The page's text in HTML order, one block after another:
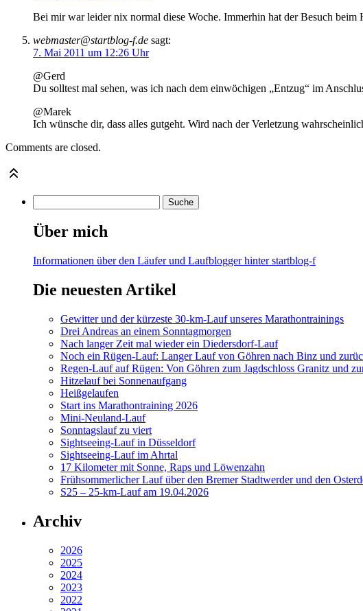
Bei mir war leider nix normal diese Woche. Immerhin hat der Besuch
webmaster@startblog-f.de sagt:
7. Mai 2011 um 12:26 Uhr
@Gerd
Du solltest mal sehen, was ich nach dem einwöchigen „Entzug“ im
@Marek
Ich wünsche dir, dass alles gutgeht. Wird nach der Verletzung
Comments are closed.
Über mich
Informationen über den Läufer und Laufblogger hinter startblog-f
Die neuesten Artikel
Gewitter und der kürzeste 30-km-Lauf unseres Marathontrainings
Drei Andreas an einem Sonntagmorgen
Nach langer Zeit mal wieder ein Diedersdorf-Lauf
Noch ein Rügen-Lauf: Langer Lauf von Göhren nach Binz und
Regen-Lauf auf Rügen: Von Göhren zum Jagdschloss Granitz und
Hitzelauf bei Sonnenaufgang
Heißgelaufen
Start ins Marathontraining 2026
Mini-Neuland-Lauf
Sonntagslauf zu viert
Sightseeing-Lauf in Düsseldorf
Sightseeing-Lauf im Ahrtal
17 Kilometer mit Sonne, Raps und Löwenzahn
Frühsommerlicher Lauf über den Bremer Stadtwerder und den
S25 – 25-km-Lauf am 19.04.2026
Archiv
2026
2025
2024
2023
2022